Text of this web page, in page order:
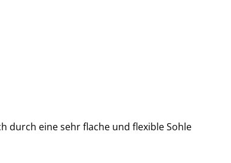
durch eine sehr flache und flexible Sohle